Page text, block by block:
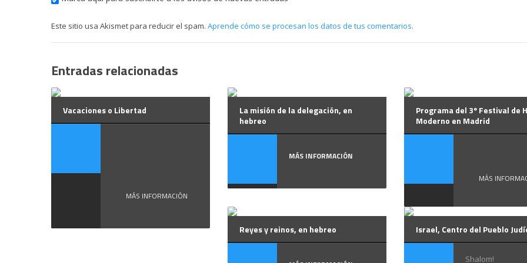
Este sitio usa Akismet para reducir el spam. Aprende cómo se procesan los datos de tus comentarios.
Entradas relacionadas
Vacaciones o Libertad
MÁS INFORMACIÓN
La misión de la delegación, en
hebreo
MÁS INFORMACIÓN
Programa del 3º Festival de
Moderno en Madrid
MÁS
Reyes y reinos, en hebreo Israel, Centro del Pueblo
Shalom!